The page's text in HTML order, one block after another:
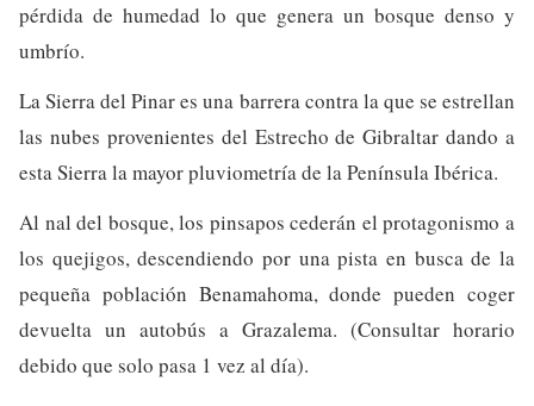
pérdida de humedad lo que genera un bosque denso y
umbrío.
La Sierra del Pinar es una barrera contra la que se estrellan
las nubes provenientes del Estrecho de Gibraltar dando a
esta Sierra la mayor pluviometría de la Península Ibérica.
Al nal del bosque, los pinsapos cederán el protagonismo a
los quejigos, descendiendo por una pista en busca de la
pequeña población Benamahoma, donde pueden coger
devuelta un autobús a Grazalema. (Consultar horario
debido que solo pasa 1 vez al día).